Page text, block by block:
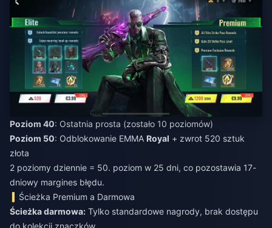
Poziom 40: Ostatnia prosta (zostało 10 poziomów)
Poziom 50: Odblokowanie EMMA Royal + zwrot 520 sztuk
złota
2 poziomy dziennie = 50. poziom w 25 dni, co pozostawia 17-
dniowy margines błędu.
Ścieżka Premium a Darmowa
Ścieżka darmowa: Tylko standardowe nagrody, brak dostępu
do kolekcji znaczków.